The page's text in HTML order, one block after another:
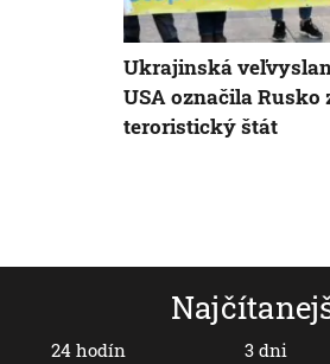
24 hodín 3 dni
Ukrajinská
USA označila Rusko
teroristický štát